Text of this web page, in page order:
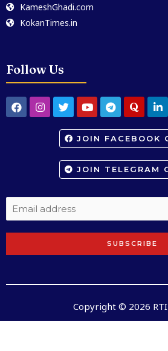
KameshGhadi.com
KokanTimes.in
Follow Us
JOIN FACEBOOK
JOIN TELEGRAM
SUBSCRIBE
Copyright © 2026 RTI